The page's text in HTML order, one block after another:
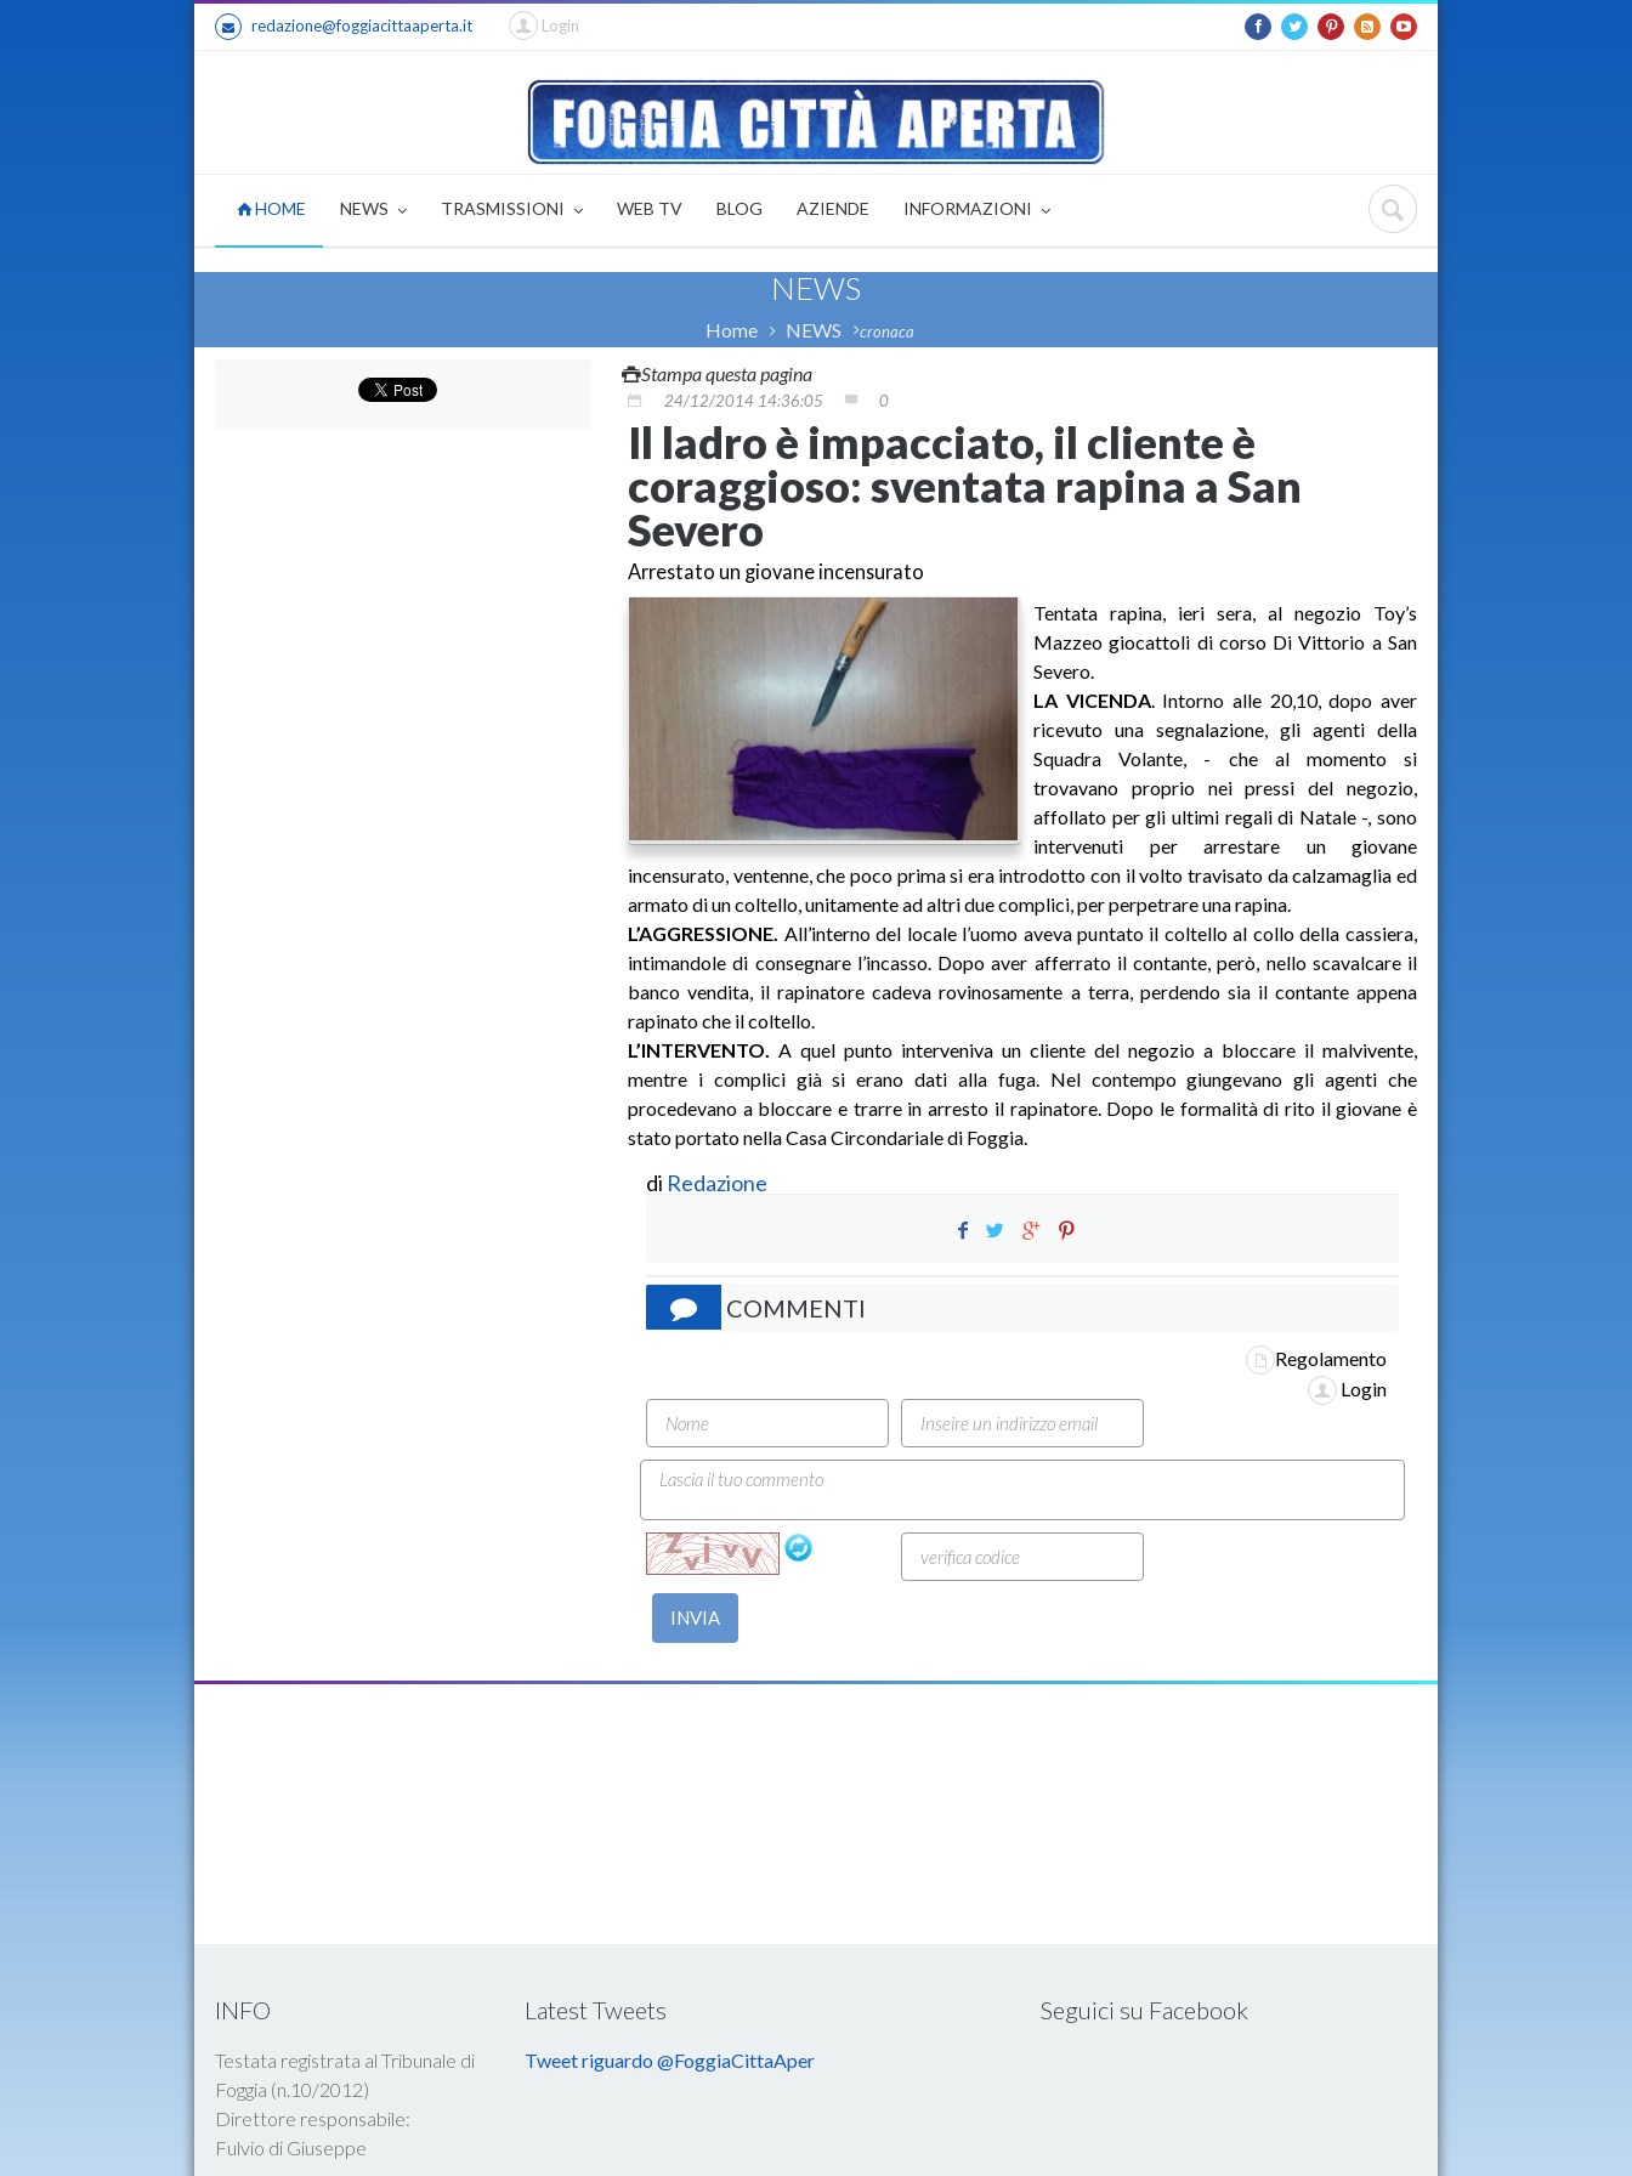
redazione@foggiacittaaperta.it Login
HOME NEWS TRASMISSIONI WEB TV BLOG AZIENDE INFORMAZIONI
NEWS
Home NEWS cronaca
Stampa questa pagina
24/12/2014 14:36:05 0
Il ladro è impacciato, il cliente è
coraggioso: sventata rapina a San
Severo
Arrestato un giovane incensurato
Tentata rapina, ieri sera, al negozio Toy’s
Mazzeo giocattoli di corso Di Vittorio a San
Severo.
LA VICENDA. Intorno alle 20,10, dopo aver
ricevuto una segnalazione, gli agenti della
Squadra Volante, - che al momento si
trovavano proprio nei pressi del negozio,
affollato per gli ultimi regali di Natale -, sono
intervenuti per arrestare un giovane
incensurato, ventenne, che poco prima si era introdotto con il volto travisato da calzamaglia ed
armato di un coltello, unitamente ad altri due complici, per perpetrare una rapina.
L’AGGRESSIONE. All’interno del locale l’uomo aveva puntato il coltello al collo della cassiera,
intimandole di consegnare l’incasso. Dopo aver afferrato il contante, però, nello scavalcare il
banco vendita, il rapinatore cadeva rovinosamente a terra, perdendo sia il contante appena
rapinato che il coltello.
L’INTERVENTO. A quel punto interveniva un cliente del negozio a bloccare il malvivente,
mentre i complici già si erano dati alla fuga. Nel contempo giungevano gli agenti che
procedevano a bloccare e trarre in arresto il rapinatore. Dopo le formalità di rito il giovane è
stato portato nella Casa Circondariale di Foggia.
di Redazione
COMMENTI
Regolamento
Login
INVIA
INFO
Testata registrata al Tribunale di
Foggia (n.10/2012)
Direttore responsabile:
Fulvio di Giuseppe
Latest Tweets
Tweet riguardo @FoggiaCittaAper
Seguici su Facebook